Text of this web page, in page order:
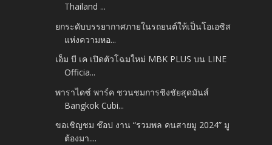
Thailand ...
ยกระดับบรรยากาศภายในรถยนต์ให้เป็นโอเอซิส
แห่งความหอ...
เอ็ม บี เค เปิดตัวโฉมใหม่ MBK PLUS บน LINE
Officia...
พาราไดซ์ พาร์ค ชวนชมการชิงชัยสุดมันส์
Bangkok Cubi...
ขอเชิญชม ช๊อป งาน “รวมพล คนสายมู 2024” มู
ต้องมา....